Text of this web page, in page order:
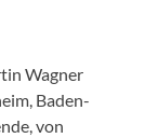
Wagner
Baden-
von